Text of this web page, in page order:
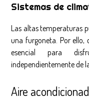
Sistemas de
Las altas temperaturas
una furgoneta. Por ello,
esencial para
independientemente de
Aire